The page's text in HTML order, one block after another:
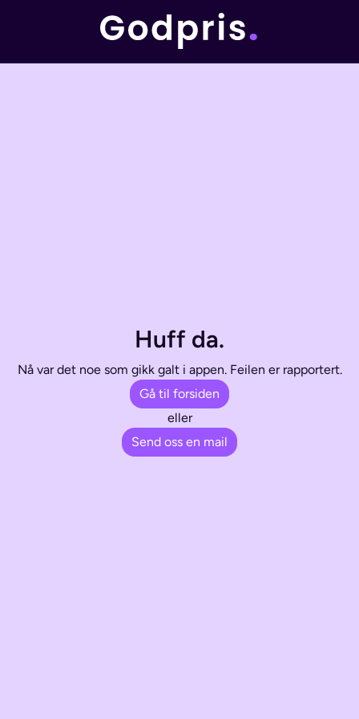
Huff da.
Nå var det noe som gikk galt i appen. Feilen er rapportert.
Gå til forsiden
eller
Send oss en mail